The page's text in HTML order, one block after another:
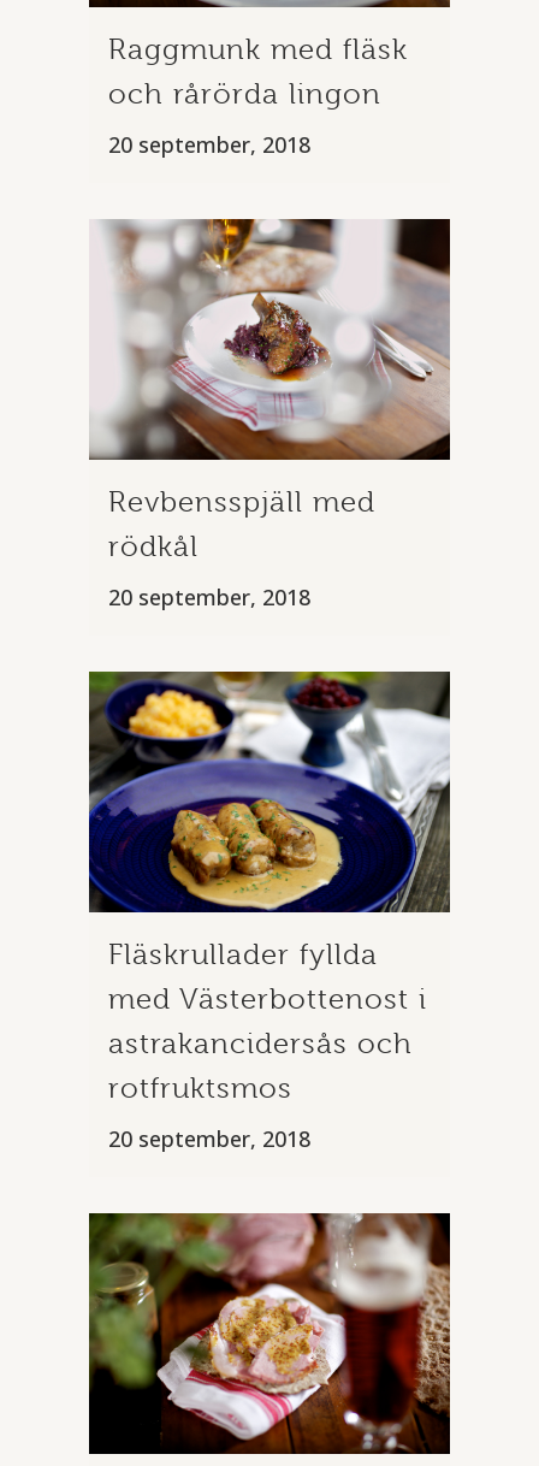
Raggmunk med fläsk
och rårörda lingon
20 september, 2018
Revbensspjäll med
rödkål
20 september, 2018
Fläskrullader fyllda
med Västerbottenost i
astrakancidersås och
rotfruktsmos
20 september, 2018